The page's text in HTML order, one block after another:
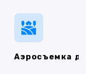
Аэросъемка